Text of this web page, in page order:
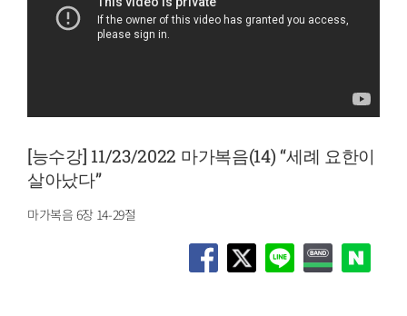
[능수강] 11/23/2022 마가복음(14) “세례 요한이
살아났다”
마가복음 6장 14-29절